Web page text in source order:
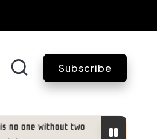
Subscribe
without two Valuing